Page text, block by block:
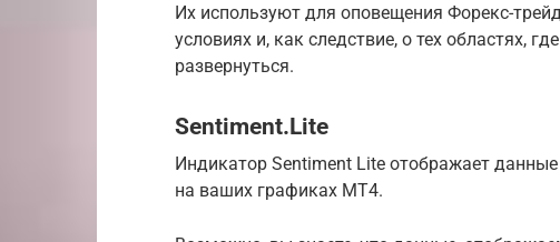
Их используют для оповещения Форекс-
условиях и, как следствие, о тех областях,
развернуться.
Sentiment.Lite
Индикатор Sentiment Lite отображает
на ваших графиках MT4.